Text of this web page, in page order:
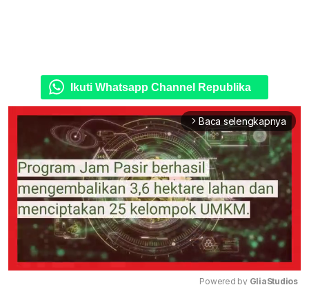
Ikuti Whatsapp Channel Republika
arrow_forward_ios Baca selengkapnya
Powered by GliaStudios